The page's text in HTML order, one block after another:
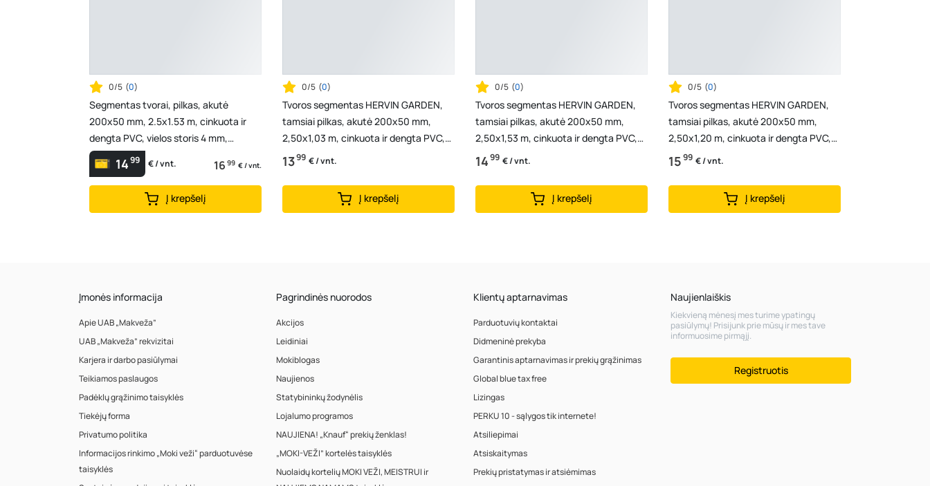
0/5 (0)
Segmentas tvorai, pilkas, akutė
200x50 mm, 2.5x1.53 m, cinkuota ir
dengta PVC, vielos storis 4 mm,
ZN+RAL7016
1499 € / vnt. 16 99 € / vnt.
Į krepšelį
0/5 (0)
Tvoros segmentas HERVIN GARDEN,
tamsiai pilkas, akutė 200x50 mm,
2,50x1,03 m, cinkuota ir dengta PVC,
vielos storis 3,7 ...
1399 € / vnt.
Į krepšelį
0/5 (0)
Tvoros segmentas HERVIN GARDEN,
tamsiai pilkas, akutė 200x50 mm,
2,50x1,53 m, cinkuota ir dengta PVC,
vielos storis 3,7 ...
1499 € / vnt.
Į krepšelį
0/5 (0)
Tvoros segmentas HERVIN GARDEN,
tamsiai pilkas, akutė 200x50 mm,
2,50x1,20 m, cinkuota ir dengta PVC,
vielos storis 3,7 ...
1599 € / vnt.
Į krepšelį
Įmonės informacija
Apie UAB „Makveža”
UAB „Makveža” rekvizitai
Karjera ir darbo pasiūlymai
Teikiamos paslaugos
Padėklų grąžinimo taisyklės
Tiekėjų forma
Privatumo politika
Informacijos rinkimo „Moki veži“ parduotuvėse
taisyklės
Pagrindinės nuorodos
Akcijos
Leidiniai
Mokiblogas
Naujienos
Statybininkų žodynėlis
Lojalumo programos
NAUJIENA! „Knauf“ prekių ženklas!
„MOKI-VEŽI” kortelės taisyklės
Nuolaidų kortelių MOKI VEŽI, MEISTRUI ir
Klientų aptarnavimas
Parduotuvių kontaktai
Didmeninė prekyba
Garantinis aptarnavimas ir prekių grąžinimas
Global blue tax free
Lizingas
PERKU 10 - sąlygos tik internete!
Atsiliepimai
Atsiskaitymas
Prekių pristatymas ir atsiėmimas
Naujienlaiškis
Kiekvieną mėnesį mes turime ypatingų
pasiūlymų! Prisijunk prie mūsų ir mes tave
informuosime pirmąjį.
Registruotis